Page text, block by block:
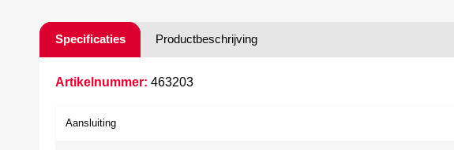
Specificaties Productbeschrijving
Artikelnummer: 463203
Aansluiting